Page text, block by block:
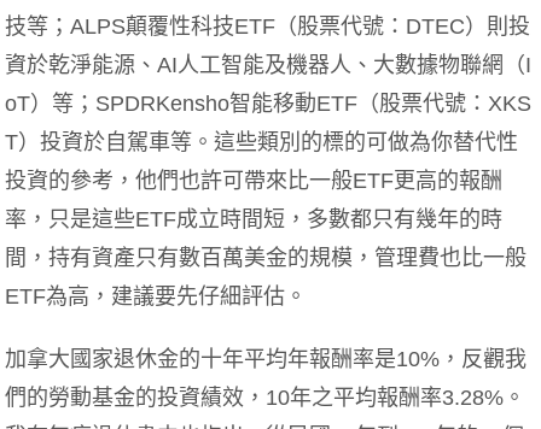
技等；ALPS顛覆性科技ETF（股票代號：DTEC）則投
資於乾淨能源、AI人工智能及機器人、大數據物聯網（I
oT）等；SPDRKensho智能移動ETF（股票代號：XKS
T）投資於自駕車等。這些類別的標的可做為你替代性
投資的參考，他們也許可帶來比一般ETF更高的報酬
率，只是這些ETF成立時間短，多數都只有幾年的時
間，持有資產只有數百萬美金的規模，管理費也比一般
ETF為高，建議要先仔細評估。
加拿大國家退休金的十年平均年報酬率是10%，反觀我
們的勞動基金的投資績效，10年之平均報酬率3.28%。